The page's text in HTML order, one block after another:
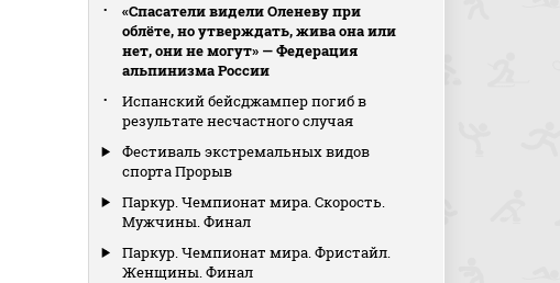
«Спасатели видели Оленеву при
облёте, но утверждать, жива она или
нет, они не могут» — Федерация
альпинизма России
Испанский бейсджампер погиб в
результате несчастного случая
Фестиваль экстремальных видов
спорта Прорыв
Паркур. Чемпионат мира. Скорость.
Мужчины. Финал
Паркур. Чемпионат мира. Фристайл.
Женщины. Финал